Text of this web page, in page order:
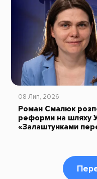
08 Лип, 2026
Роман Смалюк
реформи на шляху
«Залаштунками